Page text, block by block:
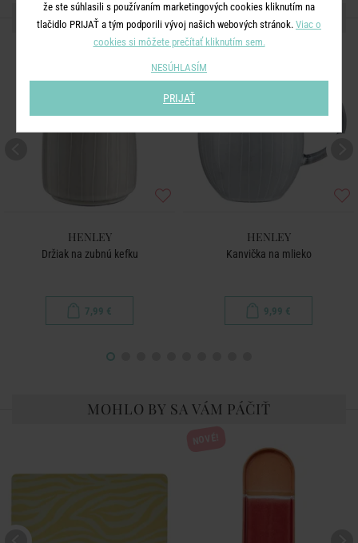
ĎALŠIE PRODUKTY ZO SÉRIE
HENLEY
Držiak na zubnú kefku
7,99 €
HENLEY
Kanvička na mlieko
9,99 €
MOHLO BY SA VÁM PÁČIŤ
že ste súhlasili s používaním marketingových cookies kliknutím na
tlačidlo PRIJAŤ a tým podporili vývoj našich webových stránok. Viac o
cookies si môžete prečítať kliknutím sem.
NESÚHLASÍM
PRIJAŤ